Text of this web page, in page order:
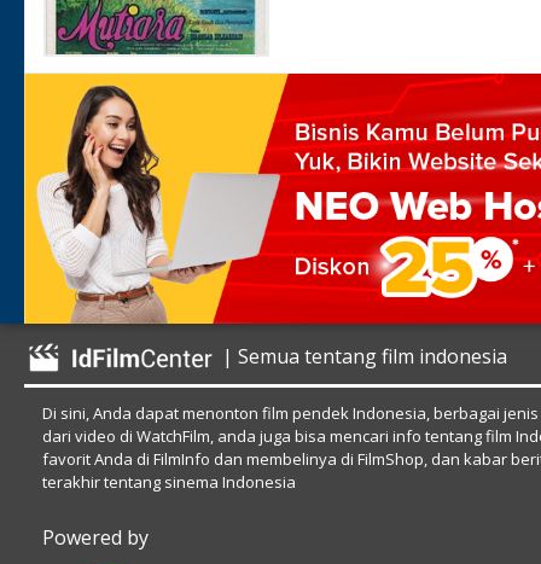
| Semua tentang film indonesia
Di sini, Anda dapat menonton film pendek Indonesia, berbagai
dari video di WatchFilm, anda juga bisa mencari info tentang film
favorit Anda di FilmInfo dan membelinya di FilmShop, dan kabar
terakhir tentang sinema Indonesia
Powered by